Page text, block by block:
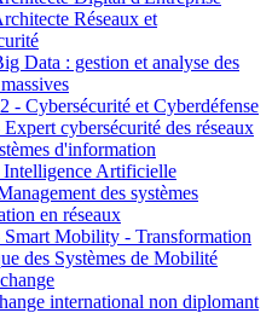
Réseaux et
Data : gestion et analyse des
- Cybersécurité et Cyberdéfense
cybersécurité des réseaux
d'information
Artificielle
des systèmes
en réseaux
Mobility - Transformation
des Systèmes de Mobilité
international non diplomant